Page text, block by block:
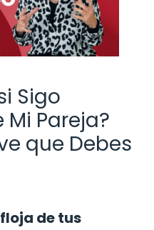
Sigo
Pareja?
que Debes
de tus